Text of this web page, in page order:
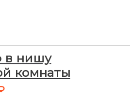
в нишу
комнаты